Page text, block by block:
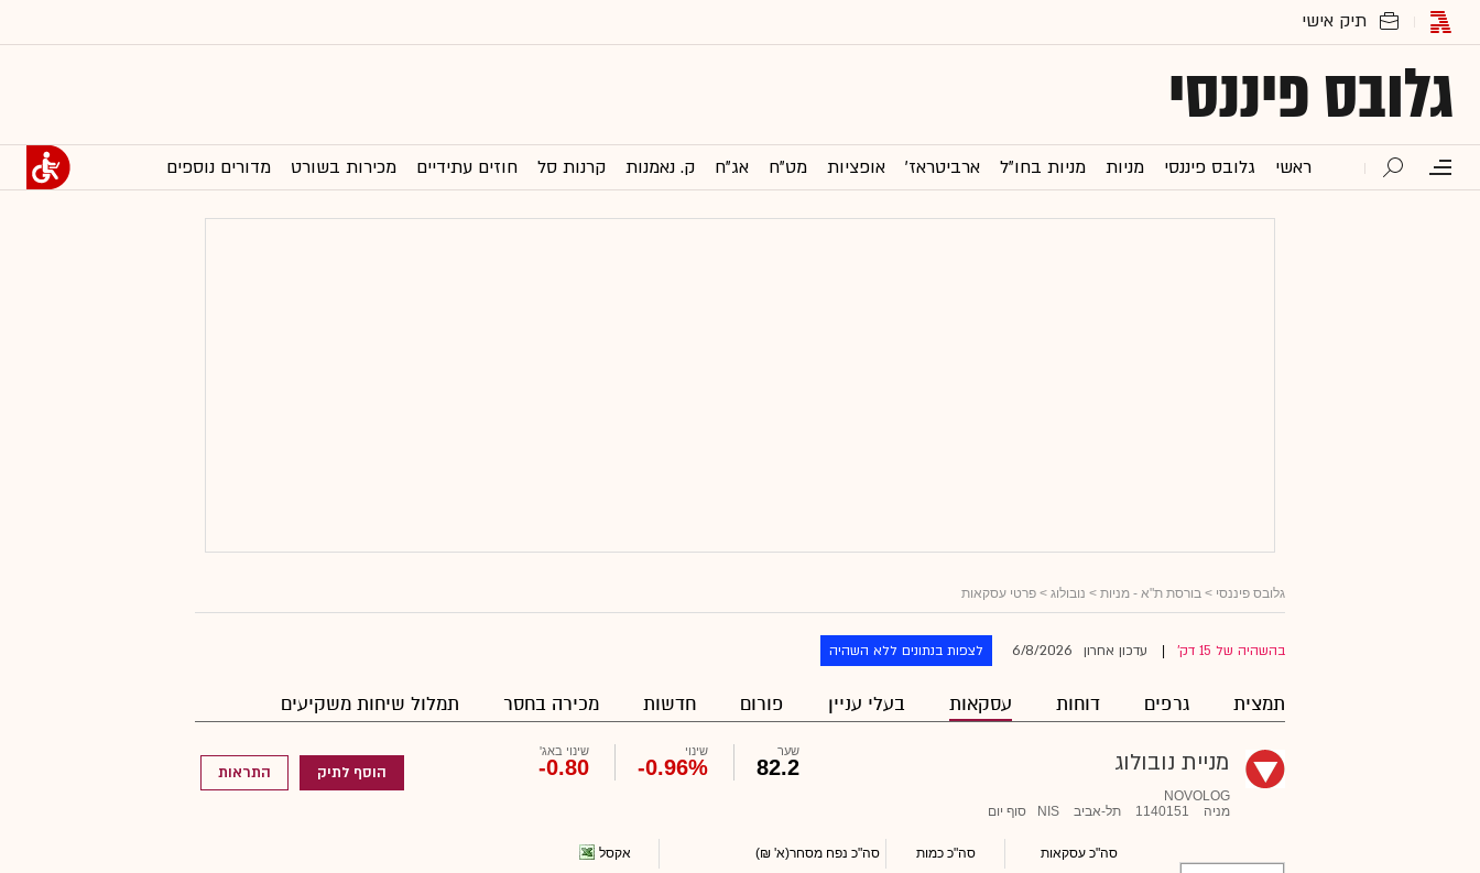
גלובס פיננסי
ראשי גלובס פיננסי מניות מניות בחו"ל ארביטראז' אופציות מט"ח אג"ח ק. נאמנות קרנות סל חוזים עתידיים מכירות בשורט מדורים נוספים
גלובס פיננסי > בורסת ת"א - מניות > נובולוג > פרטי עסקאות
בהשהיה של 15 דק' עדכון אחרון 6/8/2026 לצפות בנתונים ללא השהיה
תמצית גרפים דוחות עסקאות בעלי עניין פורום חדשות מכירה בחסר תמלול שיחות משקיעים
מניית נובולוג
NOVOLOG
מניה
1140151 תל-אביב NIS סוף יום
שער
82.2
שינוי
-0.96%
שינוי באג'
-0.80 הוסף לתיק התראות
סה"כ עסקאות סה"כ כמות סה"כ נפח מסחר(א' ₪) אקסל